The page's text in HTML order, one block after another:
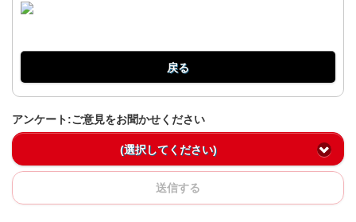
戻る
アンケート:ご意見をお聞かせください
(選択してください)
送信する